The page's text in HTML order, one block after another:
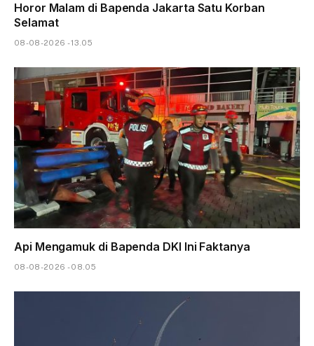
Horor Malam di Bapenda Jakarta Satu Korban
Selamat
08-08-2026 - 13.05
Api Mengamuk di Bapenda DKI Ini Faktanya
08-08-2026 - 08.05